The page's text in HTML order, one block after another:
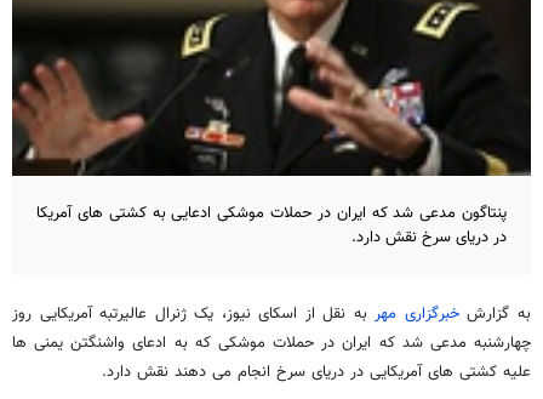
پنتاگون مدعی شد که ایران در حملات موشکی ادعایی به کشتی های آمریکا
در دریای سرخ نقش دارد.
به گزارشخبرگزاری مهربه نقل از اسکای نیوز، یک ژنرال عالیرتبه آمریکایی روز
چهارشنبه مدعی شد که ایران در حملات موشکی که به ادعای واشنگتن یمنی ها
علیه کشتی های آمریکایی در دریای سرخ انجام می دهند نقش دارد.